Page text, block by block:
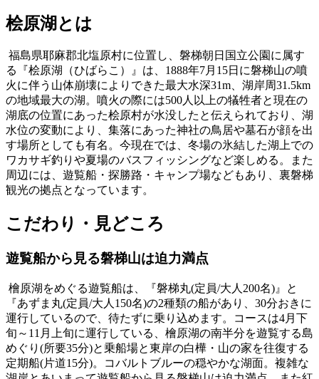
桧原湖とは
福島県耶麻郡北塩原村に位置し、磐梯朝日国立公園に属す
る『桧原湖（ひばらこ）』は、1888年7月15日に磐梯山の噴
火に伴う山体崩壊によりできた最大水深31m、湖岸周31.5km
の地域最大の湖。噴火の際には500人以上の犠牲者と現在の
湖底の位置にあった桧原村が水没したと伝えられており、湖
水位の変動により、集落にあった神社の鳥居や墓石が顔を出
す場所としても有名。今現在では、冬場の氷結した湖上での
ワカサギ釣りや夏場のバスフィッシングなど楽しめる。また
周辺には、遊覧船・探勝路・キャンプ場などもあり、裏磐梯
観光の拠点となっています。
こだわり・見どころ
遊覧船から見る磐梯山は迫力満点
檜原湖をめぐる遊覧船は、『磐梯丸(定員/大人200名)』と
『あずま丸(定員/大人150名)の2種類の船があり、30分おきに
運行しているので、待たずに乗り込めます。コースは4月下
旬～11月上旬に運行している、檜原湖の南半分を遊覧する島
めぐり(所要35分)と乗船場と東岸の白樺・山の家を往復する
定期船(片道15分)。コバルトブルーの穏やかな湖面。複雑な